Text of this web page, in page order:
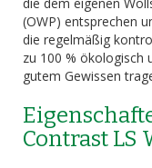
(OWP) entsprechen
die regelmäßig
zu 100 % ökologisch
gutem Gewissen
Contrast LS